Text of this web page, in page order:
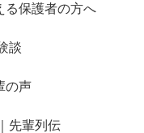
る保護者の方へ
談
の声
先輩列伝